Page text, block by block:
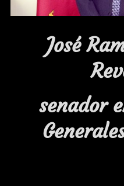
José
senador